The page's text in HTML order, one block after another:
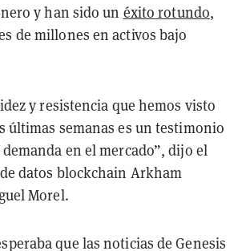
y han sido un éxito rotundo,
de millones en activos bajo
y resistencia que hemos visto
últimas semanas es un testimonio
en el mercado”, dijo el
datos blockchain Arkham
Morel.
que las noticias de Genesis